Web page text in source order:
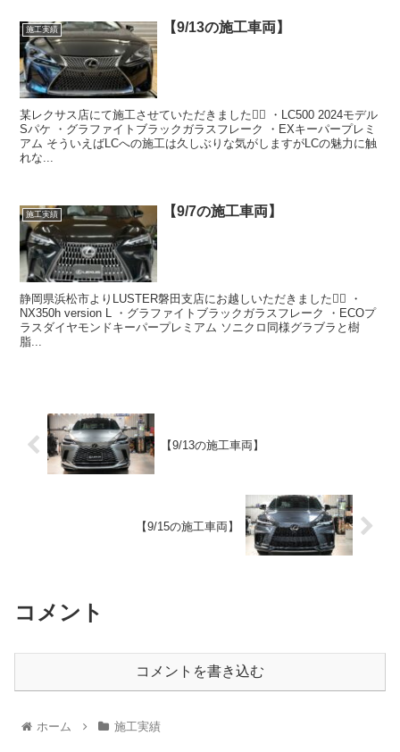
施工実績 【9/13の施工車両】
某レクサス店にて施工させていただきました🙇‍♂️ ・LC500 2024モデル
Sパケ ・グラファイトブラックガラスフレーク ・EXキーパープレミ
アム そういえばLCへの施工は久しぶりな気がしますがLCの魅力に触
れな...
施工実績 【9/7の施工車両】
静岡県浜松市よりLUSTER磐田支店にお越しいただきました🙇‍♂️ ・
NX350h version L ・グラファイトブラックガラスフレーク ・ECOプ
ラスダイヤモンドキーパープレミアム ソニクロ同様グラブラと樹
脂...
【9/13の施工車両】
【9/15の施工車両】
コメント
コメントを書き込む
ホーム 施工実績